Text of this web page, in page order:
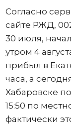
Согласно
сайте РЖД,
30 июля,
утром 4
прибыл в
часа, а
Хабаровске
15:50 по
фактически